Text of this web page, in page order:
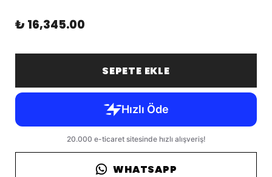
₺ 16,345.00
SEPETE EKLE
WHATSAPP